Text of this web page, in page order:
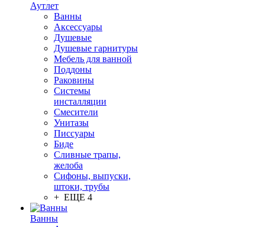
Аутлет
Ванны
Аксессуары
Душевые
Душевые гарнитуры
Мебель для ванной
Поддоны
Раковины
Системы
инсталляции
Смесители
Унитазы
Писсуары
Биде
Сливные трапы,
желоба
Сифоны, выпуски,
штоки, трубы
+ ЕЩЕ 4
Ванны